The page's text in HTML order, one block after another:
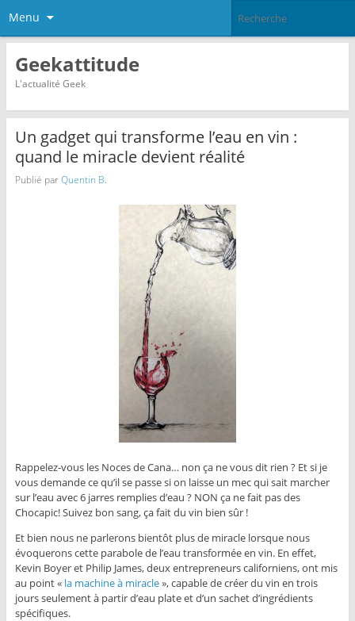
Menu
Geekattitude
L'actualité Geek
Un gadget qui transforme l’eau en vin :
quand le miracle devient réalité
Publié parQuentin B.
Rappelez-vous les Noces de Cana… non ça ne vous dit rien ? Et si je
vous demande ce qu’il se passe si on laisse un mec qui sait marcher
sur l’eau avec 6 jarres remplies d’eau ? NON ça ne fait pas des
Chocapic! Suivez bon sang, ça fait du vin bien sûr !
Et bien nous ne parlerons bientôt plus de miracle lorsque nous
évoquerons cette parabole de l’eau transformée en vin. En effet,
Kevin Boyer et Philip James, deux entrepreneurs californiens, ont mis
au point « la machine à miracle», capable de créer du vin en trois
jours seulement à partir d’eau plate et d’un sachet d’ingrédients
spécifiques.